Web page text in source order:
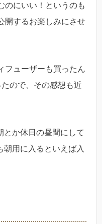
のにいい！というのも
開するお楽しみにさせ
フューザーも買ったん
ので、その感想も近
とか休日の昼間にして
朝用に入るといえば入